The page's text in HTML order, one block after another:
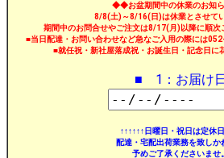
◆◆お盆期間中の休業のお知
8/8(土)～8/16(日)は休業とさせて
期間中のお問合せやご注文は8/17(月)以降に順次
■当日配達・お問い合わせなど急なご入用の際には
■就任祝・新社屋落成祝・お誕生日・記念日に
■ 1：お届け
↑↑↑↑↑↑日曜日・祝日は定休
配達・宅配出荷業務を致しか
予めご了承くださいませ。